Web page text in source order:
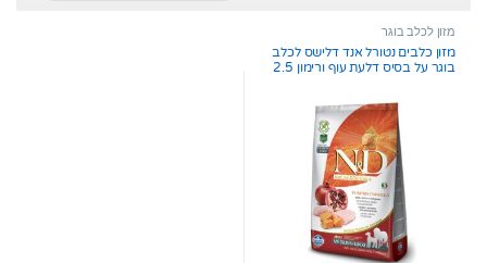
מזון לכלב בוגר
מזון כלבים נטורל אנד דלישס לכלב
בוגר על בסיס דלעת עוף ורימון 2.5